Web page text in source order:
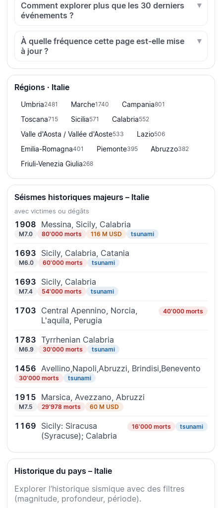
Comment explorer plus que les 30 derniers
événements ?
À quelle fréquence cette page est-elle mise
à jour ?
Régions · Italie
Umbria2481 Marche1740 Campania801
Toscana715 Sicilia571 Calabria552
Valle d'Aosta / Vallée d'Aoste533 Lazio506
Emilia-Romagna401 Piemonte395 Abruzzo382
Friuli-Venezia Giulia268
Séismes historiques majeurs – Italie
avec victimes ou dégâts
1908 Messina, Sicily, Calabria
M7.0 80'000 morts 116 M USD tsunami
1693 Sicily, Calabria, Catania
M6.0 60'000 morts tsunami
1693 Sicily, Calabria
M7.4 54'000 morts tsunami
1703 Central Apennino, Norcia,
L'aquila, Perugia
40'000 morts
1783 Tyrrhenian Calabria
M6.9 30'000 morts tsunami
1456 Avellino,Napoli,Abruzzi, Brindisi,Benevento
30'000 morts tsunami
1915 Marsica, Avezzano, Abruzzi
M7.5 29'978 morts 60 M USD
1169 Sicily: Siracusa
(Syracuse); Calabria
16'000 morts tsunami
Historique du pays – Italie
Explorer l’historique sismique avec des filtres
(magnitude, profondeur, période).